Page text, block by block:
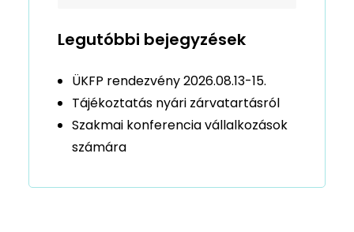
Legutóbbi bejegyzések
ÜKFP rendezvény 2026.08.13-15.
Tájékoztatás nyári zárvatartásról
Szakmai konferencia vállalkozások
számára